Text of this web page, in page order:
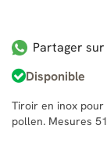
Partager
Disponible
Tiroir en inox
pollen. Mesures